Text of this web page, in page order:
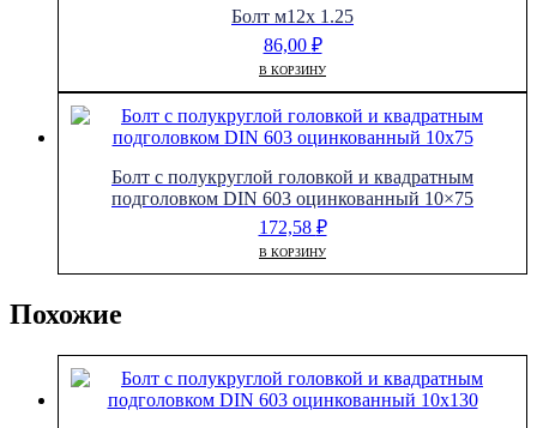
Болт м12х 1.25
86,00 ₽
В КОРЗИНУ
Болт с полукруглой головкой и квадратным
подголовком DIN 603 оцинкованный 10×75
172,58 ₽
В КОРЗИНУ
Похожие